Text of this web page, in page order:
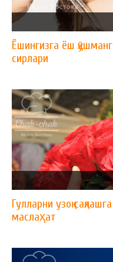
Ёшингизга ёш
сирлари
Гулларни узоқ
маслаҳат